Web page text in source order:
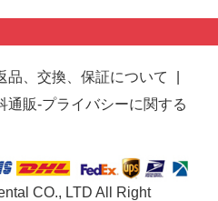
品、交換、保証について
通販-プライバシーに関する
CO., LTD All Right